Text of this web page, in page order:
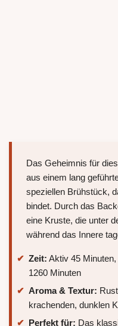
Das Geheimnis für
aus einem lang
speziellen Brühstück,
bindet. Durch das
eine Kruste, die unter
während das Innere
Zeit: Aktiv 45
1260 Minuten
Aroma & Textur:
krachenden, dunklen
Perfekt für: Das